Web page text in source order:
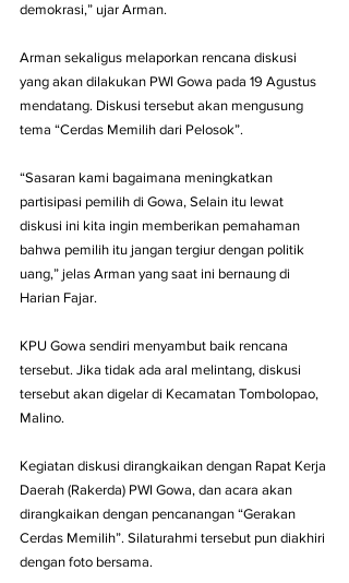
demokrasi,” ujar Arman.
Arman sekaligus melaporkan rencana diskusi
yang akan dilakukan PWI Gowa pada 19 Agustus
mendatang. Diskusi tersebut akan mengusung
tema “Cerdas Memilih dari Pelosok”.
“Sasaran kami bagaimana meningkatkan
partisipasi pemilih di Gowa, Selain itu lewat
diskusi ini kita ingin memberikan pemahaman
bahwa pemilih itu jangan tergiur dengan politik
uang,” jelas Arman yang saat ini bernaung di
Harian Fajar.
KPU Gowa sendiri menyambut baik rencana
tersebut. Jika tidak ada aral melintang, diskusi
tersebut akan digelar di Kecamatan Tombolopao,
Malino.
Kegiatan diskusi dirangkaikan dengan Rapat Kerja
Daerah (Rakerda) PWI Gowa, dan acara akan
dirangkaikan dengan pencanangan “Gerakan
Cerdas Memilih”. Silaturahmi tersebut pun diakhiri
dengan foto bersama.